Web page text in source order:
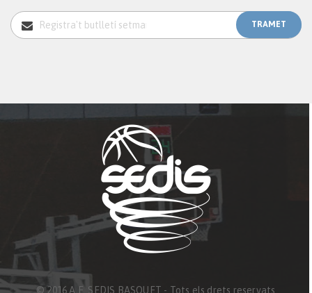
© 2016 A.E. SEDIS BASQUET - Tots els drets reservats